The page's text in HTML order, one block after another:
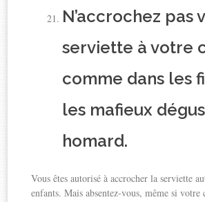
N’accrochez pas
serviette à votre
comme dans les
les mafieux
homard.
Vous êtes autorisé à accrocher la serviette
enfants. Mais absentez-vous, même si votre